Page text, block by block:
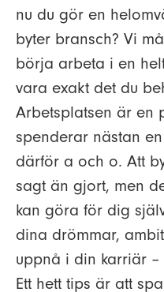
nu du gör en
byter bransch? Vi
börja arbeta i en
vara exakt det du
Arbetsplatsen är en
spenderar nästan
därför a och o. Att
sagt än gjort, men
kan göra för dig
dina drömmar,
uppnå i din karriär
Ett hett tips är att